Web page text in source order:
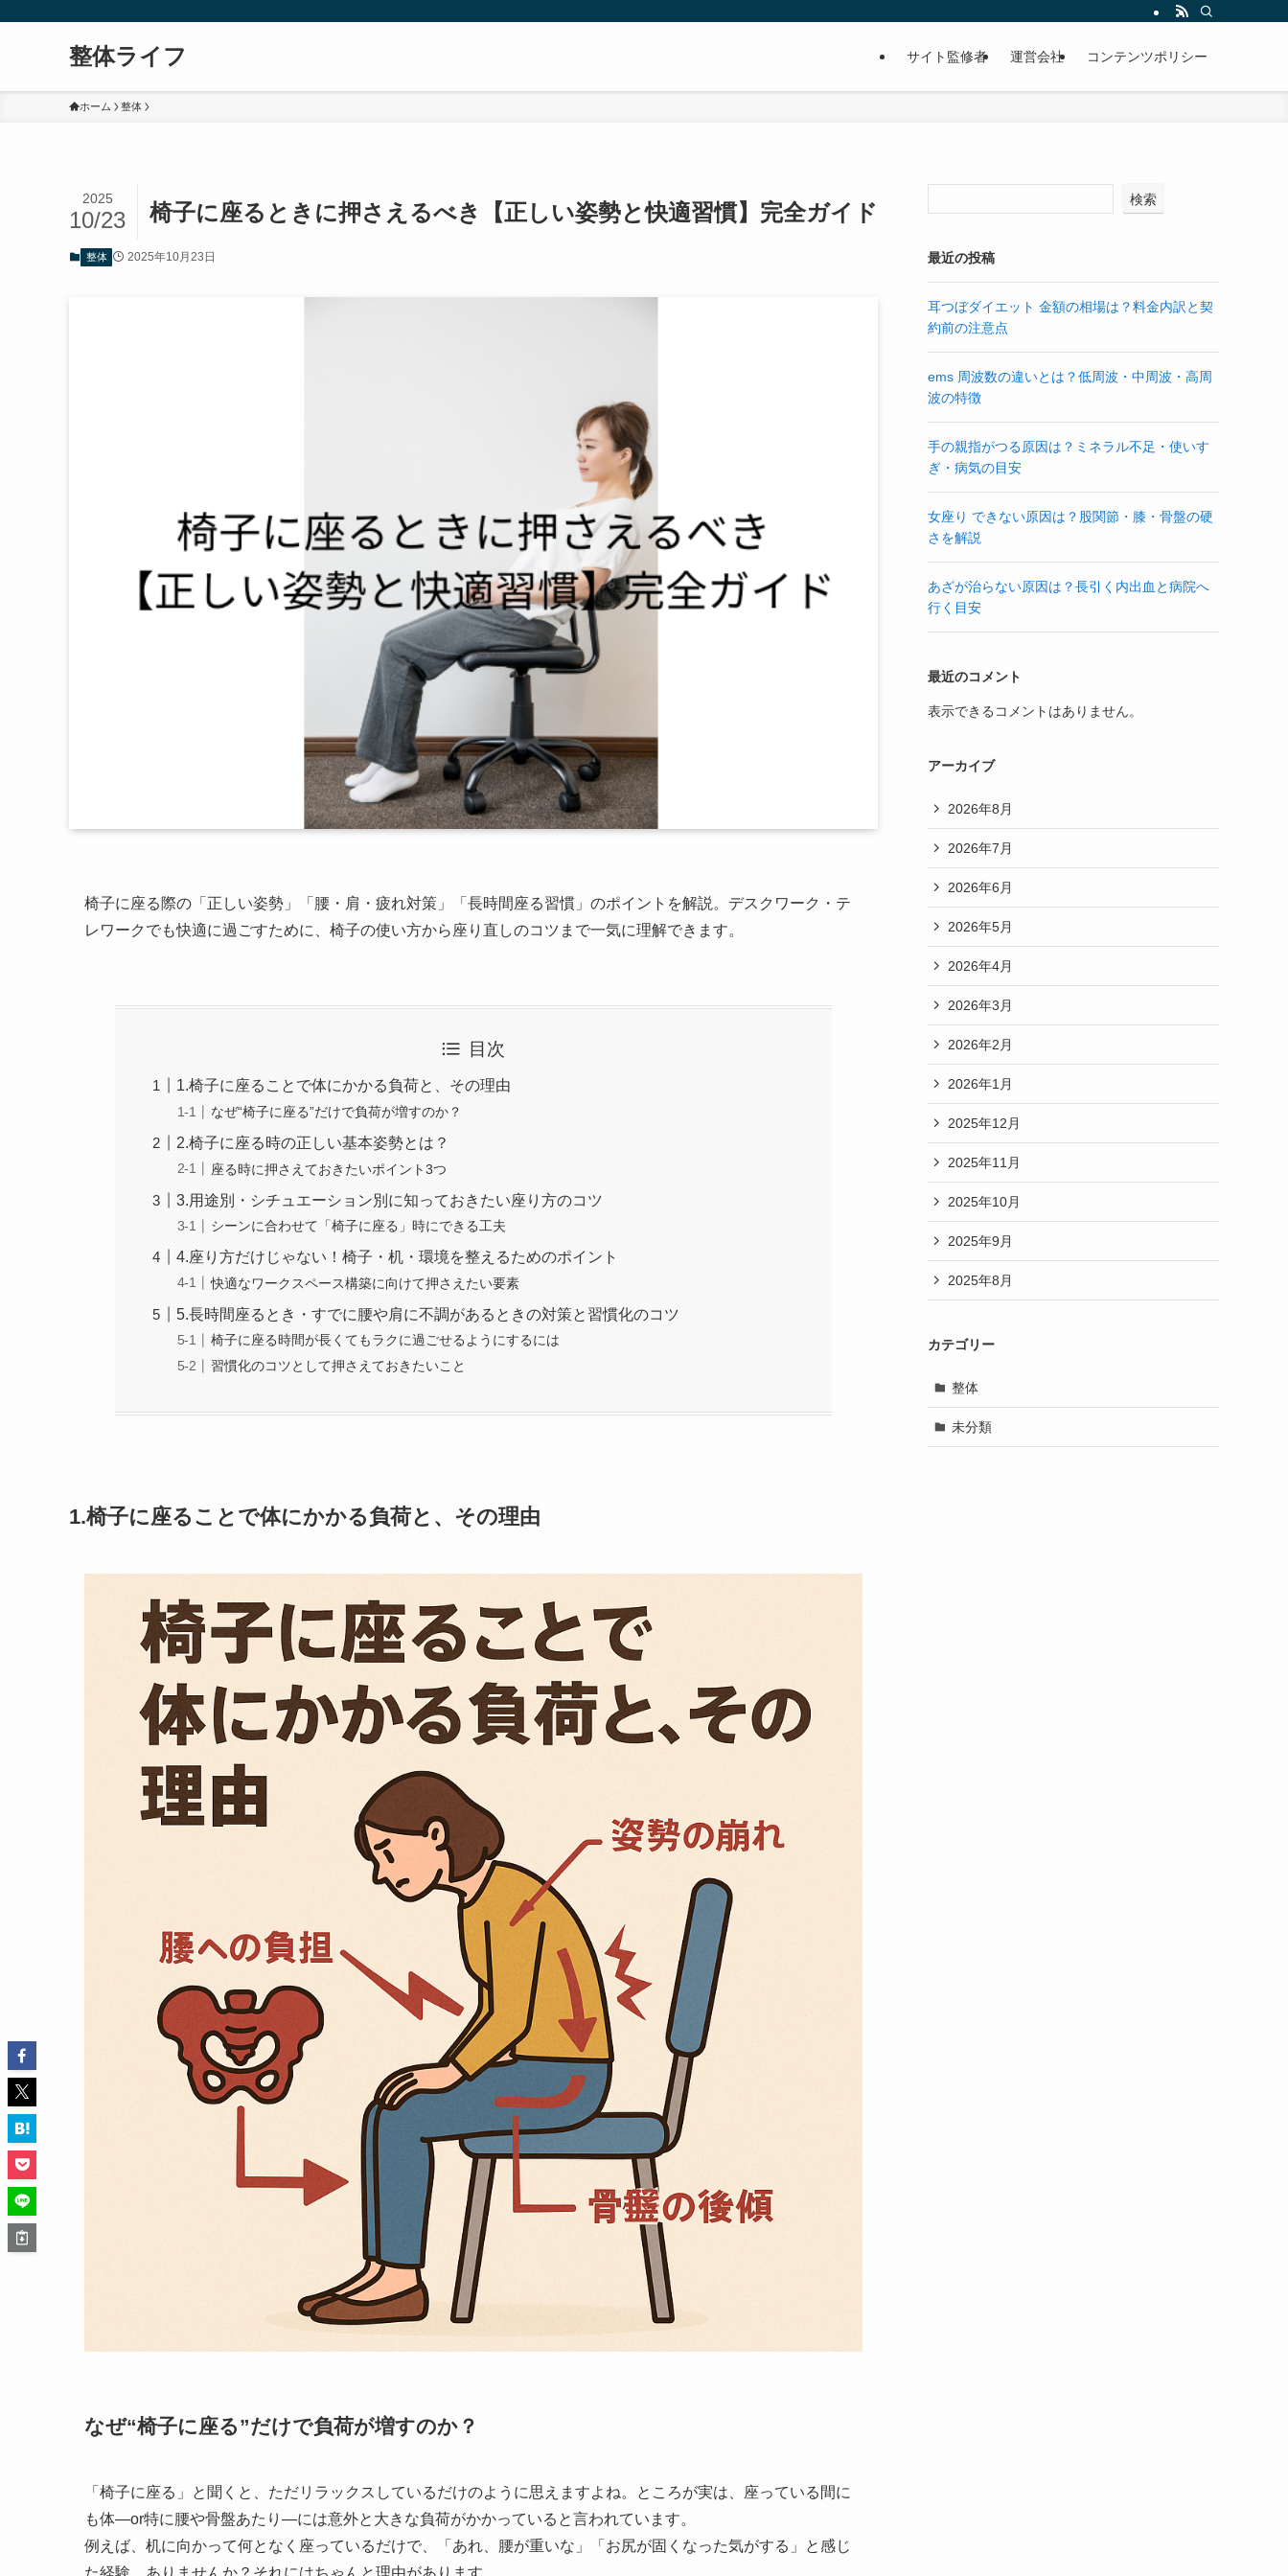
整体ライフ サイト監修者 運営会社 コンテンツポリシー
ホーム 整体
椅子に座るときに押さえるべき【正しい姿勢と快適習慣】完全ガイド
2025
10/23
整体 2025年10月23日
椅子に座る際の「正しい姿勢」「腰・肩・疲れ対策」「長時間座る習慣」のポイントを解説。デスクワーク・テ
レワークでも快適に過ごすために、椅子の使い方から座り直しのコツまで一気に理解できます。
目次
1.椅子に座ることで体にかかる負荷と、その理由
なぜ“椅子に座る”だけで負荷が増すのか？
2.椅子に座る時の正しい基本姿勢とは？
座る時に押さえておきたいポイント3つ
3.用途別・シチュエーション別に知っておきたい座り方のコツ
シーンに合わせて「椅子に座る」時にできる工夫
4.座り方だけじゃない！椅子・机・環境を整えるためのポイント
快適なワークスペース構築に向けて押さえたい要素
5.長時間座るとき・すでに腰や肩に不調があるときの対策と習慣化のコツ
椅子に座る時間が長くてもラクに過ごせるようにするには
習慣化のコツとして押さえておきたいこと
1.椅子に座ることで体にかかる負荷と、その理由
なぜ“椅子に座る”だけで負荷が増すのか？
「椅子に座る」と聞くと、ただリラックスしているだけのように思えますよね。ところが実は、座っている間に
も体—or特に腰や骨盤あたり—には意外と大きな負荷がかかっていると言われています。
例えば、机に向かって何となく座っているだけで、「あれ、腰が重いな」「お尻が固くなった気がする」と感じ
検索
最近の投稿
耳つぼダイエット 金額の相場は？料金内訳と契
約前の注意点
ems 周波数の違いとは？低周波・中周波・高周
波の特徴
手の親指がつる原因は？ミネラル不足・使いす
ぎ・病気の目安
女座り できない原因は？股関節・膝・骨盤の硬
さを解説
あざが治らない原因は？長引く内出血と病院へ
行く目安
最近のコメント
表示できるコメントはありません。
アーカイブ
2026年8月
2026年7月
2026年6月
2026年5月
2026年4月
2026年3月
2026年2月
2026年1月
2025年12月
2025年11月
2025年10月
2025年9月
2025年8月
カテゴリー
整体
未分類